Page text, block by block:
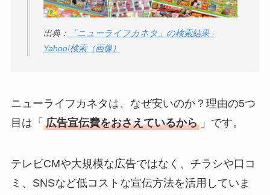
出典：
「ニューライフカネタ」の検索結果 -
Yahoo!検索（画像）
ニューライフカネタは、なぜ安いのか？理由の5つ
目は「 広告宣伝費をおさえているから 」です。
テレビCMや大規模な広告ではなく、チラシや口コ
ミ、SNSなど低コストな宣伝方法を活用していま